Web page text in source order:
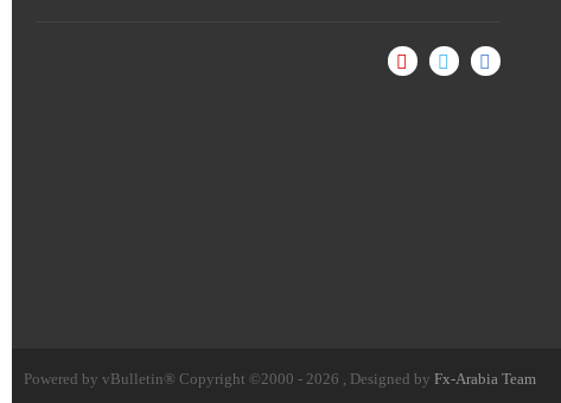
Powered by vBulletin® Copyright ©2000 - 2026 , Designed by Fx-Arabia Team